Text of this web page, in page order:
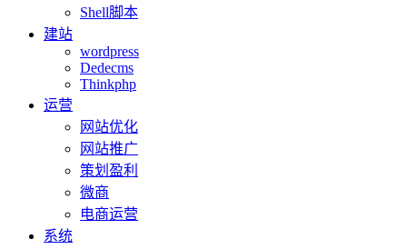
Shell脚本
建站
wordpress
Dedecms
Thinkphp
运营
网站优化
网站推广
策划盈利
微商
电商运营
系统